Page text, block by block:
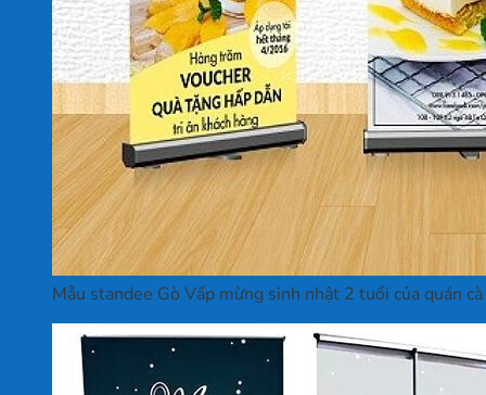
Mẫu standee Gò Vấp mừng sinh nhật 2 tuổi của quán